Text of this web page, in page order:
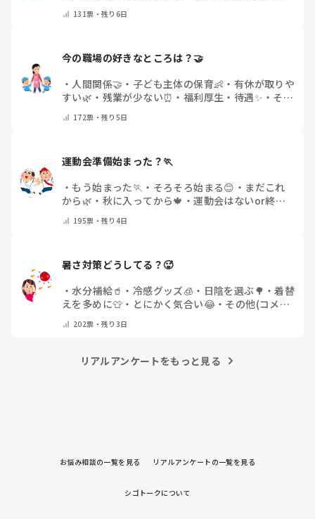
で教えてください)
131票・残り6日
・ 人間関係🤝 ・ 子ども主体の保育👶 ・ 有休が取りや
すい🌿 ・ 残業が少ない⏰ ・ 福利厚生・待遇✨ ・ その
172票・残り5日
運動会準備始まった？🏃
・ もう始まった🏃 ・ そろそろ始まる😊 ・ まだこれ
から🌿 ・ 秋に入ってから🍁 ・運動会はないor終わ
195票・残り4日
暑さ対策どうしてる？🥵
・水分補給🥤 ・ 冷感グッズ🧊 ・ 日陰を選ぶ🌳 ・着替
えを多めに👕 ・ とにかく気合い😂・ その他(コメン
202票・残り3日
リアルアンケートをもっと見る
お悩み相談の一覧を見る リアルアンケートの一覧を見る
シゴトークについて